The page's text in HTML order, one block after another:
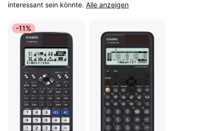
interessant sein könnte. Alle anzeigen
-11%